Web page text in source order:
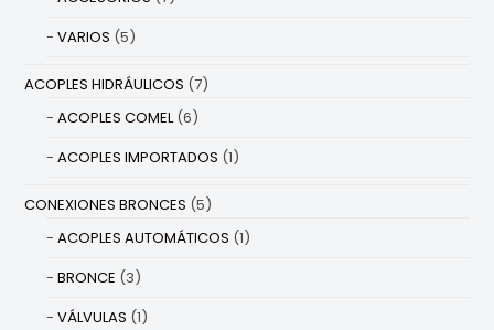
VARIOS (5)
ACOPLES HIDRÁULICOS (7)
ACOPLES COMEL(6)
ACOPLES IMPORTADOS (1)
CONEXIONES BRONCES (5)
ACOPLES AUTOMÁTICOS (1)
BRONCE (3)
VÁLVULAS (1)